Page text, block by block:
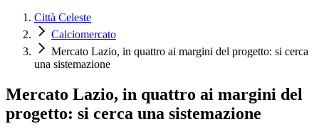
Città Celeste
Calciomercato
Mercato Lazio, in quattro ai margini del progetto: si cerca
una sistemazione
Mercato Lazio, in quattro ai margini del
progetto: si cerca una sistemazione